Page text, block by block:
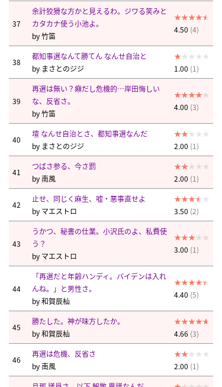
37
余計狡猾な方かと見えるわ。ジワる笑みと
カタカナ使う小池よ。
by竹笛
4.50 (4)
38
都知事選なんて勝てん なんせ自治と
by まさとのジジ 1.00 (1)
39
再選は無い？癪だし危機的…岸田悔しい
な、反省さ。
by竹笛
4.00 (3)
40
壇 なんせ自治とさ、都知事選なんだ
by まさとのジジ 2.00 (1)
41
つばさ参る、今さ罰
by南風 2.00 (1)
42
止せ、同じく麻生、嘘・悪事直せよ
by マエストロ 3.50 (2)
43
うかつ、秘書の仕業。小沢氏のよ、私費使
う？
by マエストロ
3.00 (1)
44
「再選だと年齢ハンディ。バイデンは入れ
んね。」と男性さ。
by和賀辰杣
4.40 (5)
45
勝たした。神が味方したか。
by和賀辰杣 4.66 (3)
46
再選は危機、反省さ
by南風 2.00 (1)